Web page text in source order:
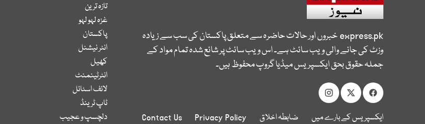
express.pkخبروں اور حالات حاضرہ سے متعلق پاکستان کی سب سے زیادہ
وزٹ کی جانے والی ویب سائٹ ہے۔ اس ویب سائٹ پر شائع شدہ تمام مواد کے
جملہ حقوق بحق ایکسپریس میڈیا گروپ محفوظ ہیں۔
ایکسپریس کے بارے میں ضابطہ اخلاق Privacy Policy
Contact Us
تازہ ترین
غزہ لہو لہو
پاکستان
انٹر نیشنل
کھیل
انٹرٹینمنٹ
لائف اسٹائل
ٹاپ ٹرینڈ
دلچسپ و عجیب